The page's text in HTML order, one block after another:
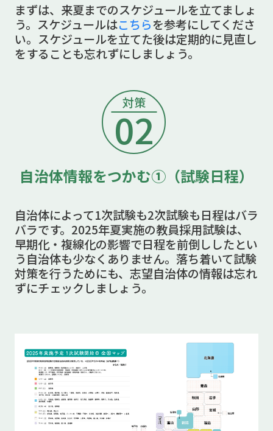
まずは、来夏までのスケジュールを立てましょ
う。スケジュールはこちらを参考にしてくださ
い。スケジュールを立てた後は定期的に見直し
をすることも忘れずにしましょう。
対策
02
自治体情報をつかむ①（試験日程）
自治体によって1次試験も2次試験も日程はバラ
バラです。2025年夏実施の教員採用試験は、
早期化・複線化の影響で日程を前倒ししたとい
う自治体も少なくありません。落ち着いて試験
対策を行うためにも、志望自治体の情報は忘れ
ずにチェックしましょう。